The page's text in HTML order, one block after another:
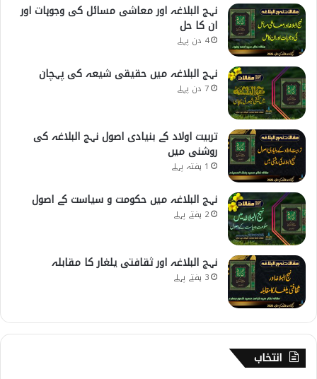
نہج البلاغہ اور معاشی مسائل کی وجوہات اور
ان کا حل
4 دن پہلے
نہج البلاغہ میں حقیقی شیعہ کی پہچان
7 دن پہلے
تربیت اولاد کے بنیادی اصول نہج البلاغہ کی
روشنی میں
1 ہفتہ پہلے
نہج البلاغہ میں حکومت و سیاست کے اصول
2 ہفتے پہلے
نہج البلاغہ اور ثقافتی یلغار کا مقابلہ
3 ہفتے پہلے
انتخاب